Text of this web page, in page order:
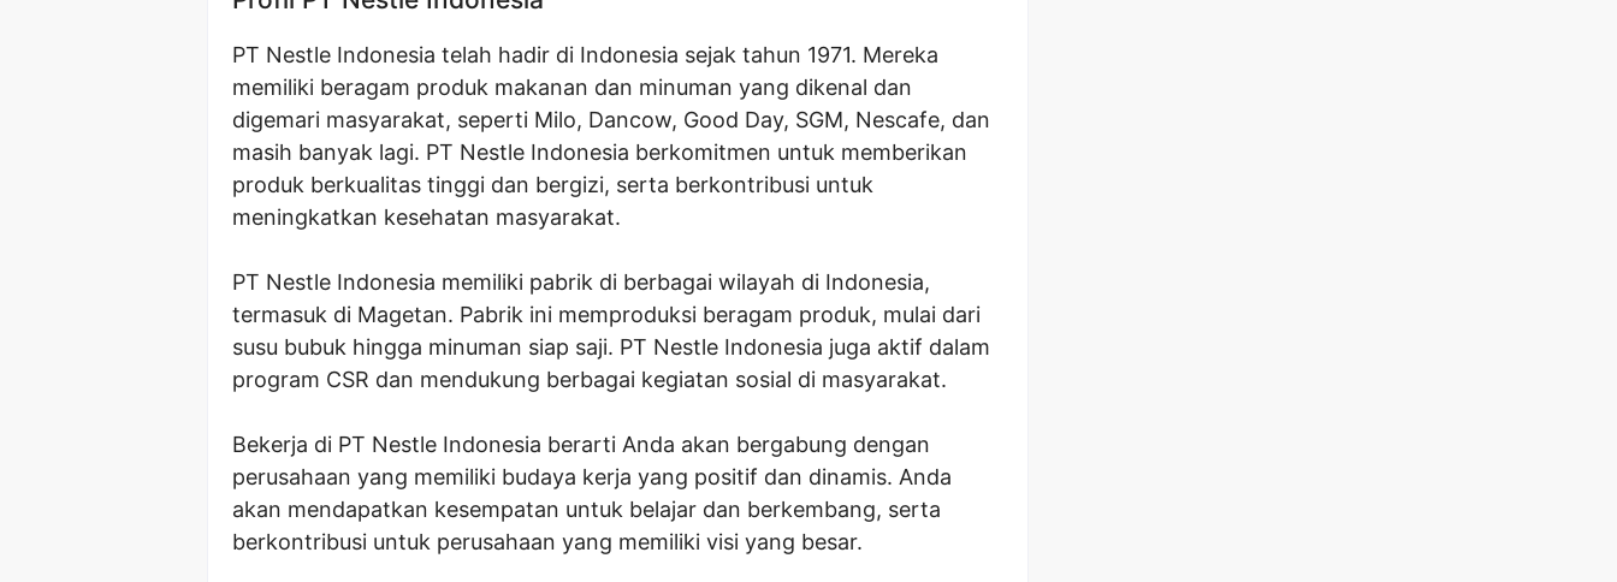
PT Nestle Indonesia telah hadir di Indonesia sejak tahun 1971. Mereka
memiliki beragam produk makanan dan minuman yang dikenal dan
digemari masyarakat, seperti Milo, Dancow, Good Day, SGM, Nescafe, dan
masih banyak lagi. PT Nestle Indonesia berkomitmen untuk memberikan
produk berkualitas tinggi dan bergizi, serta berkontribusi untuk
meningkatkan kesehatan masyarakat.
PT Nestle Indonesia memiliki pabrik di berbagai wilayah di Indonesia,
termasuk di Magetan. Pabrik ini memproduksi beragam produk, mulai dari
susu bubuk hingga minuman siap saji. PT Nestle Indonesia juga aktif dalam
program CSR dan mendukung berbagai kegiatan sosial di masyarakat.
Bekerja di PT Nestle Indonesia berarti Anda akan bergabung dengan
perusahaan yang memiliki budaya kerja yang positif dan dinamis. Anda
akan mendapatkan kesempatan untuk belajar dan berkembang, serta
berkontribusi untuk perusahaan yang memiliki visi yang besar.